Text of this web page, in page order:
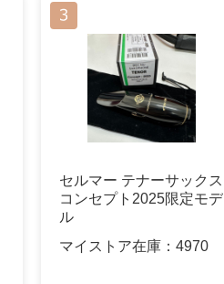
セルマー テナーサックス
コンセプト2025限定モデ
ル
マイストア在庫： 4970